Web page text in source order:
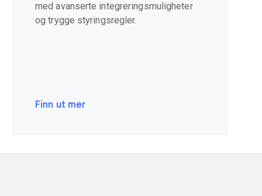
med avanserte integreringsmuligheter
og trygge styringsregler.
Finn ut mer